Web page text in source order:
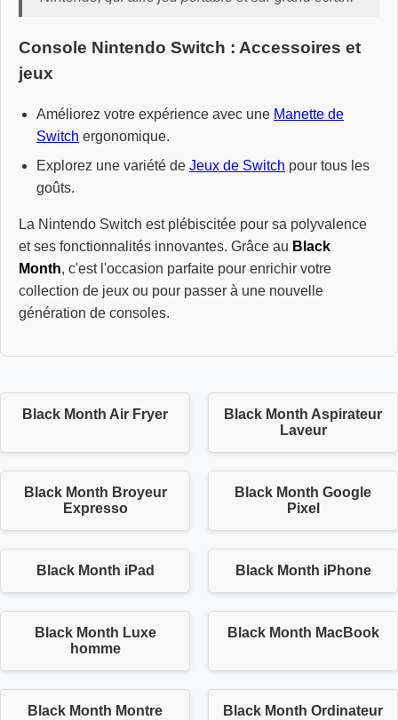
Console Nintendo Switch : Accessoires et
jeux
Améliorez votre expérience avec une Manette de
Switch ergonomique.
Explorez une variété de Jeux de Switch pour tous les
goûts.
La Nintendo Switch est plébiscitée pour sa polyvalence
et ses fonctionnalités innovantes. Grâce au Black
Month, c'est l'occasion parfaite pour enrichir votre
collection de jeux ou pour passer à une nouvelle
génération de consoles.
Black Month Air Fryer
Black Month Aspirateur
Laveur
Black Month Broyeur
Expresso
Black Month Google
Pixel
Black Month iPad Black Month iPhone
Black Month Luxe
homme
Black Month MacBook
Black Month Montre Black Month Ordinateur